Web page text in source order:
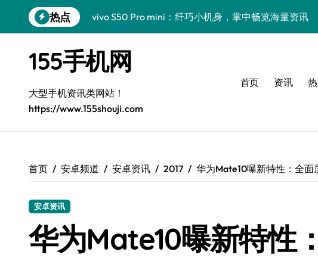
到
热点
vivo S50 Pro mini：纤巧小机身，掌中畅览海量资讯
三星Galaxy S26亮点大揭秘：创新科技，重塑手机新体
三星Galaxy Z Fold7前瞻：手机管家揭秘折叠屏新惊
S25 Ultra颜值炸裂！定制主题引领潮流新体验
S24+震撼登场，美出新高度！
Galaxy A56 5G登场，时尚与性能双巅峰！
vivo S50新功能大揭秘！优惠全享，高效玩机攻略速看
155手机网
大型手机资讯类网站！
https://www.155shouji.com
首页 资讯
首页 安卓频道 安卓资讯 2017 华为Mate10曝新特性：全面
安卓资讯
华为Mate10曝新特性